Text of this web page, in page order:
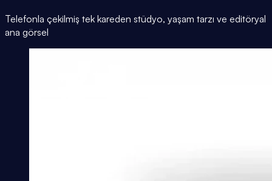
Telefonla çekilmiş tek kareden stüdyo, yaşam tarzı ve editöryal
ana görsel